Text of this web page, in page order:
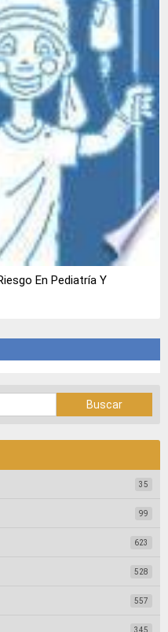
En Pediatría Y
35
99
623
528
557